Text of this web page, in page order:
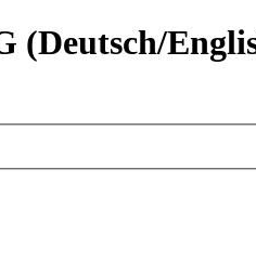
(Deutsch/